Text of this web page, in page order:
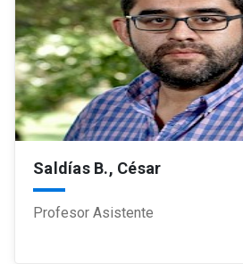
Saldías B., César
Profesor Asistente